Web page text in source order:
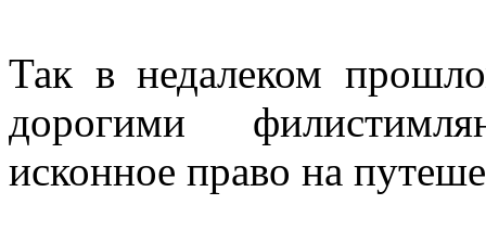
Так в недалеком
дорогими
исконное право на